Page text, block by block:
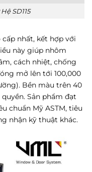
SD115
nhất, kết hợp với
này giúp nhôm
cách nhiệt, chống
mở lên tới 100,000
Bền màu trên 40
Sản phẩm đạt
chuẩn Mỹ ASTM, tiêu
nhận kỹ thuật khác.